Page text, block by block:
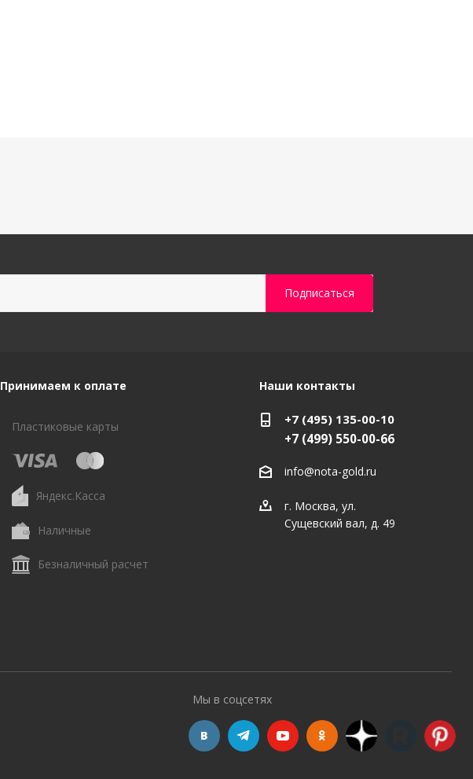
Принимаем к оплате
Пластиковые карты
Яндекс.Касса
Наличные
Безналичный расчет
Наши контакты
+7 (495) 135-00-10
+7 (499) 550-00-66
info@nota-gold.ru
г. Москва, ул.
Сущевский вал, д. 49
Мы в соцсетях